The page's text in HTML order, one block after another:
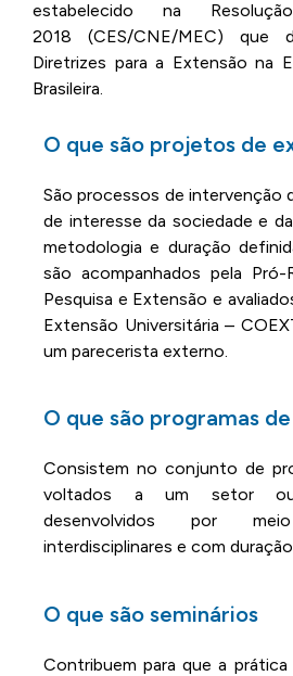
estabelecido na
2018 (CES/CNE/MEC) que
Diretrizes para a Extensão na
Brasileira.
O que são projetos de
São processos de intervenção
de interesse da sociedade e
metodologia e duração
são acompanhados pela Pró-
Pesquisa e Extensão e
Extensão Universitária –
um parecerista externo.
O que são programas
Consistem no conjunto de
voltados a um setor
desenvolvidos por
interdisciplinares e com
O que são seminários
Contribuem para que a